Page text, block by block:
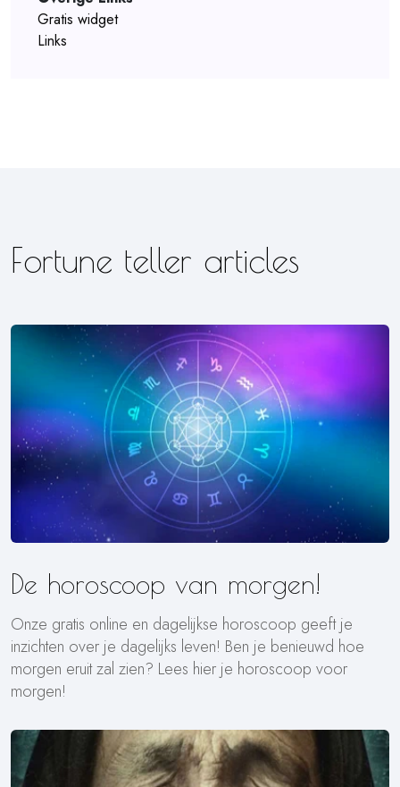
Gratis widget
Links
Fortune teller articles
De horoscoop van morgen!
Onze gratis online en dagelijkse horoscoop geeft je
inzichten over je dagelijks leven! Ben je benieuwd hoe
morgen eruit zal zien? Lees hier je horoscoop voor
morgen!